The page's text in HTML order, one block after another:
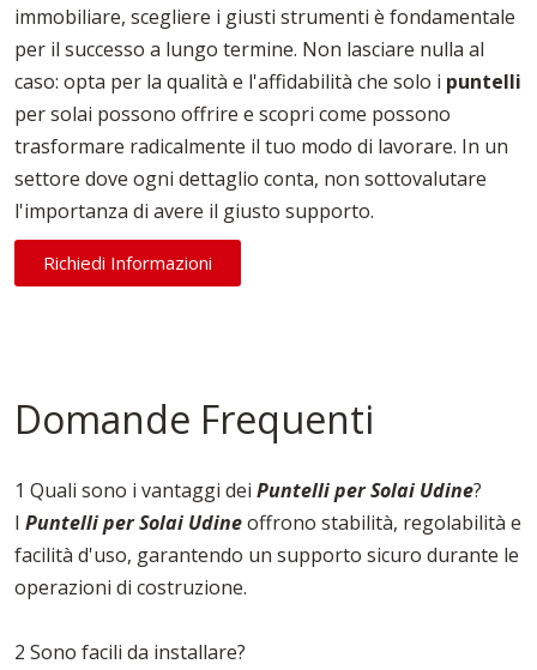
immobiliare, scegliere i giusti strumenti è fondamentale
per il successo a lungo termine. Non lasciare nulla al
caso: opta per la qualità e l'affidabilità che solo i puntelli
per solai possono offrire e scopri come possono
trasformare radicalmente il tuo modo di lavorare. In un
settore dove ogni dettaglio conta, non sottovalutare
l'importanza di avere il giusto supporto.
Richiedi Informazioni
Domande Frequenti
1 Quali sono i vantaggi dei Puntelli per Solai Udine?
I Puntelli per Solai Udineoffrono stabilità, regolabilità e
facilità d'uso, garantendo un supporto sicuro durante le
operazioni di costruzione.
2 Sono facili da installare?